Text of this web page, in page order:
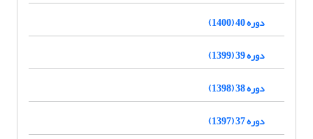
دوره 40 (1400)
دوره 39 (1399)
دوره 38 (1398)
دوره 37 (1397)